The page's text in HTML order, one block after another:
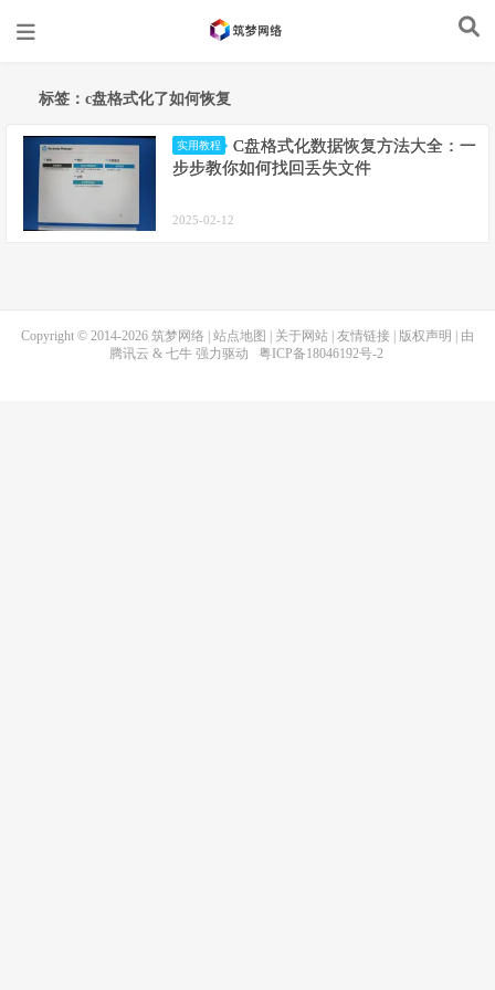
标签：c盘格式化了如何恢复
实用教程
C盘格式化数据恢复方法大全：一
步步教你如何找回丢失文件
2025-02-12
Copyright © 2014-2026 筑梦网络 站点地图 关于网站 友情链接 版权声明
| 由
腾讯云 & 七牛强力驱动 粤ICP备18046192号-2